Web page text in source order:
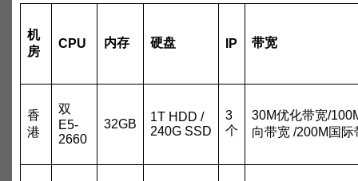
机
房
CPU 内存 硬盘 IP 带宽
香
港
双
E5-
2660
32GB
1T HDD /
240G SSD
3
个
30M优化带宽/
向带宽 /200M国际